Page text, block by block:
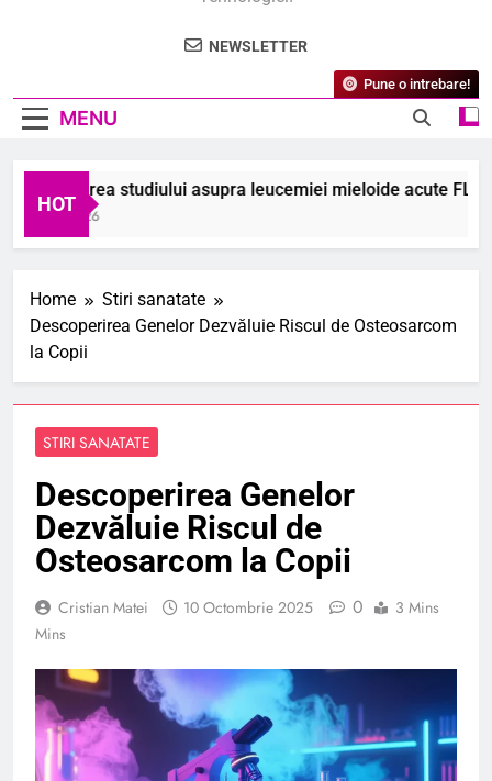
NEWSLETTER
MENU
Pune o intrebare!
HOT
studiului asupra leucemiei mieloide acute
2026
Home
Stiri sanatate
Descoperirea Genelor Dezvăluie Riscul de Osteosarcom
la Copii
STIRI SANATATE
Descoperirea Genelor
Dezvăluie Riscul de
Osteosarcom la Copii
Cristian Matei 10 Octombrie 2025 0
3 Mins
Mins